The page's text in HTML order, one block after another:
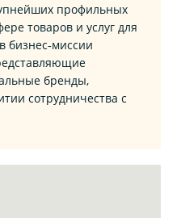
профильных
товаров и услуг для
бизнес‑миссии
бренды,
сотрудничества с